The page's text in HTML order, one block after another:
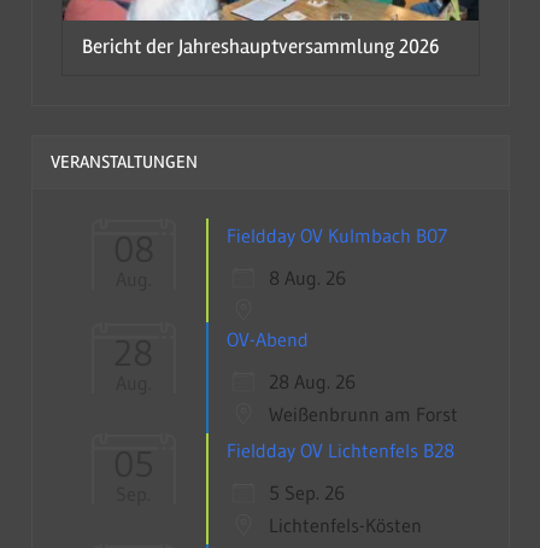
Bericht der Jahreshauptversammlung 2026
VERANSTALTUNGEN
08
Fieldday OV Kulmbach B07
8 Aug. 26
28
OV-Abend
28 Aug. 26
Weißenbrunn am Forst
05
Fieldday OV Lichtenfels B28
5 Sep. 26
Lichtenfels-Kösten